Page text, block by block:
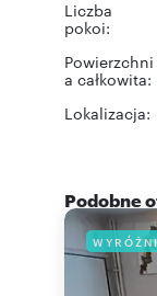
Liczba
pokoi:
Powierzchni
a całkowita:
Lokalizacja:
Podobne